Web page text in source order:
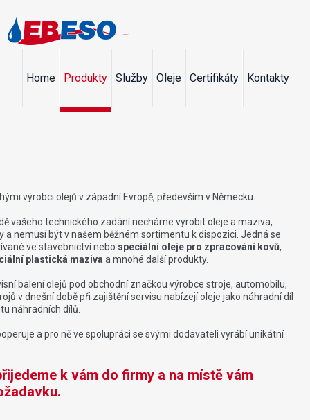
Home Produkty Služby Oleje Certifikáty Kontakty
výrobci olejů v západní Evropě, především v Německu.
vašeho technického zadání necháme vyrobit oleje a maziva,
a nemusí být v našem běžném sortimentu k dispozici. Jedná se
ve stavebnictví nebo speciální oleje pro zpracování kovů,
plastická maziva a mnohé další produkty.
balení olejů pod obchodní značkou výrobce stroje, automobilu,
v dnešní době při zajištění servisu nabízejí oleje jako náhradní díl
náhradních dílů.
a pro ně ve spolupráci se svými dodavateli vyrábí unikátní
k vám do firmy a na místě vám